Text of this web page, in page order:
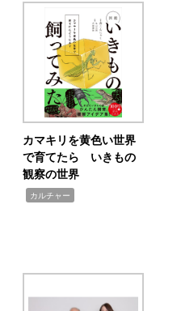
カマキリを黄色い世界
で育てたら いきもの
観察の世界
カルチャー